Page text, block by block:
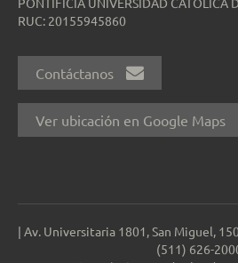
RUC: 20155945860
Contáctanos
Ver ubicación en Google Maps
| Av. Universitaria 1801, San Miguel,
(511) 626-